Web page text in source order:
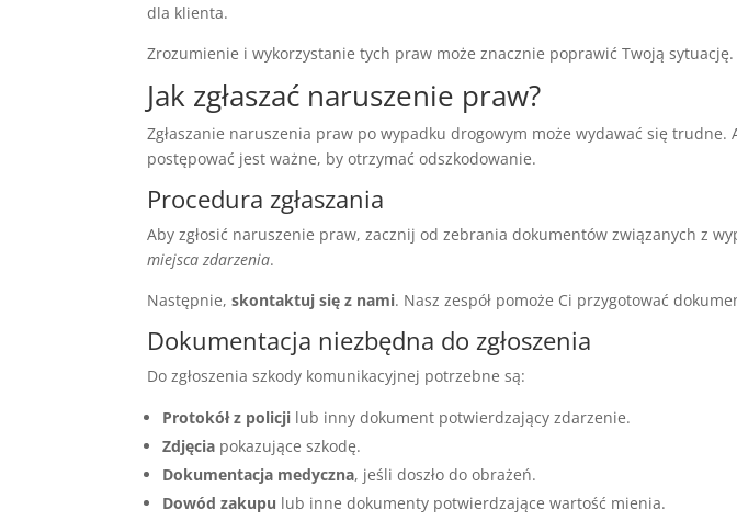
dla klienta.
Zrozumienie i wykorzystanie tych praw może znacznie poprawić Twoją
Jak zgłaszać naruszenie praw?
Zgłaszanie naruszenia praw po wypadku drogowym może wydawać się trudne.
postępować jest ważne, by otrzymać odszkodowanie.
Procedura zgłaszania
Aby zgłosić naruszenie praw, zacznij od zebrania dokumentów związanych z
miejsca zdarzenia.
Następnie,skontaktuj się z nami. Nasz zespół pomoże Ci przygotować
Dokumentacja niezbędna do zgłoszenia
Do zgłoszenia szkody komunikacyjnej potrzebne są:
Protokół z policji lub inny dokument potwierdzający zdarzenie.
Zdjęcia pokazujące szkodę.
Dokumentacja medyczna, jeśli doszło do obrażeń.
Dowód zakupu lub inne dokumenty potwierdzające wartość mienia.